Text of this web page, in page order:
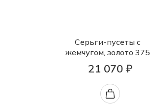
Серьги-пусеты с
жемчугом, золото 375
21 070 ₽